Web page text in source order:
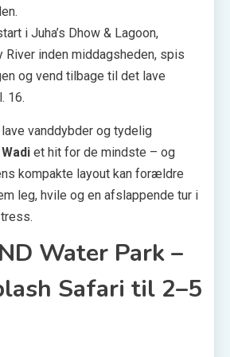
i Juha’s Dhow & Lagoon,
inden middagsheden, spis
og vend tilbage til det lave
16.
vanddybder og tydelig
et hit for de mindste – og
kompakte layout kan forældre
leg, hvile og en afslappende tur i
Water Park –
Safari til 2–5